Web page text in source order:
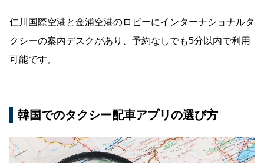
仁川国際空港と金浦空港のロビーにインターナショナルタ
クシーの案内デスクがあり、予約なしでも5分以内で利用
可能です。
韓国でのタクシー配車アプリの選び方